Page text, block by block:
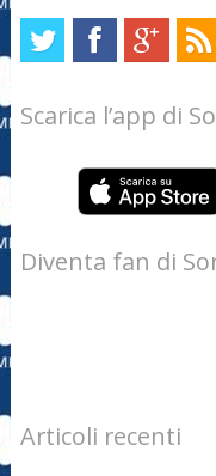
Scarica l’app di
Diventa fan di
Articoli recenti